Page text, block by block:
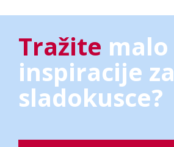
Tražite malo
inspiracije za
sladokusce?